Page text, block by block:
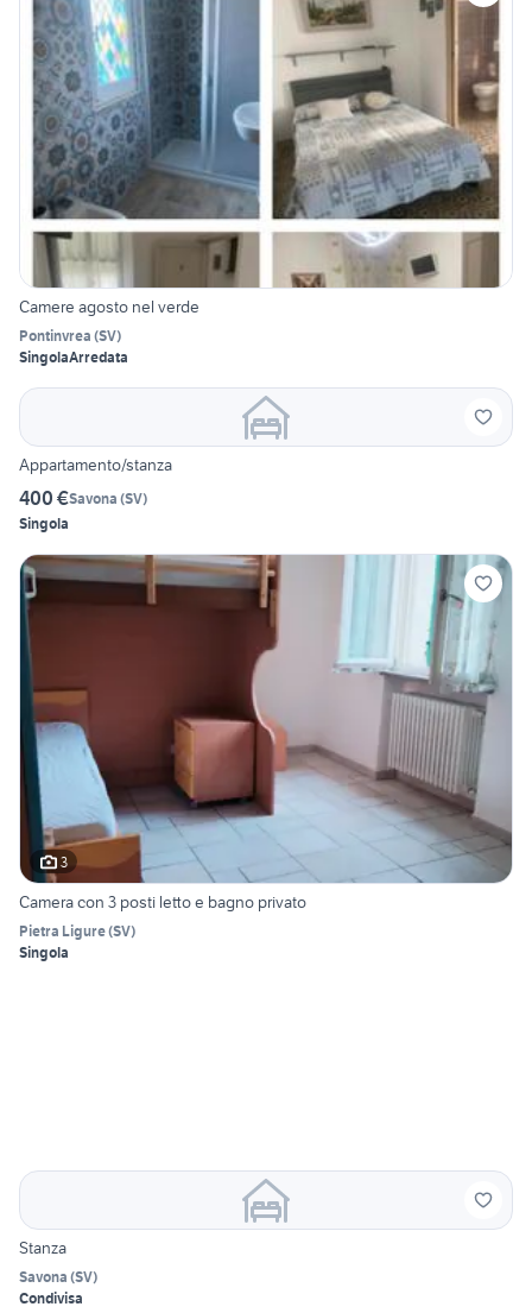
Camere agosto nel verde
Pontinvrea (SV)
SingolaArredata
Appartamento/stanza
400 €Savona (SV)
Singola
3
Camera con 3 posti letto e bagno privato
Pietra Ligure(SV)
Singola
Stanza
Savona (SV)
Condivisa